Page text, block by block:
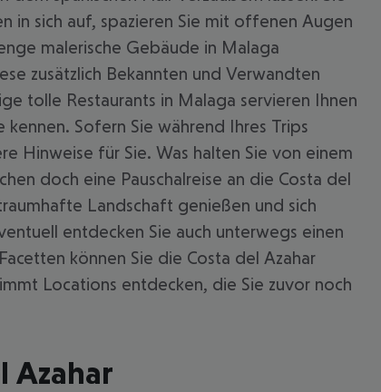
in sich auf, spazieren Sie mit offenen Augen
malerische Gebäude in Malaga
zusätzlich Bekannten und Verwandten
tolle Restaurants in Malaga servieren Ihnen
kennen. Sofern Sie während Ihres Trips
Hinweise für Sie. Was halten Sie von einem
doch eine Pauschalreise an die Costa del
Landschaft genießen und sich
entdecken Sie auch unterwegs einen
können Sie die Costa del Azahar
Locations entdecken, die Sie zuvor noch
Azahar